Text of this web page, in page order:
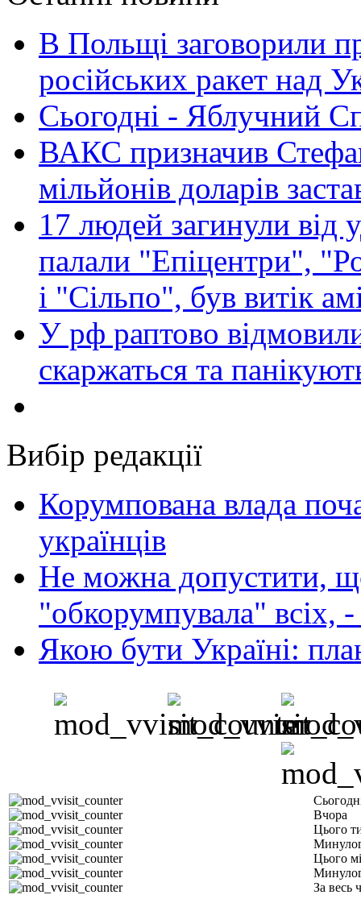
В Польщі заговорили
російських ракет над
Сьогодні - Яблучний
ВАКС призначив
мільйонів доларів
17 людей загинули від
палали "Епіцентри",
і "Сільпо", був витік
У рф раптово
скаржаться та
Вибір редакції
Корумпована влада
українців
Не можна допустити,
"обкорумпувала" всіх,
Якою бути Україні:
Вчора
Цього
Цього
За весь